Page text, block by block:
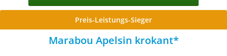
Preis-Leistungs-Sieger
Marabou Apelsin krokant